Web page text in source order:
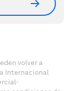
volver a
Internacional